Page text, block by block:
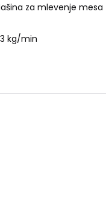
za mlevenje mesa
kg/min